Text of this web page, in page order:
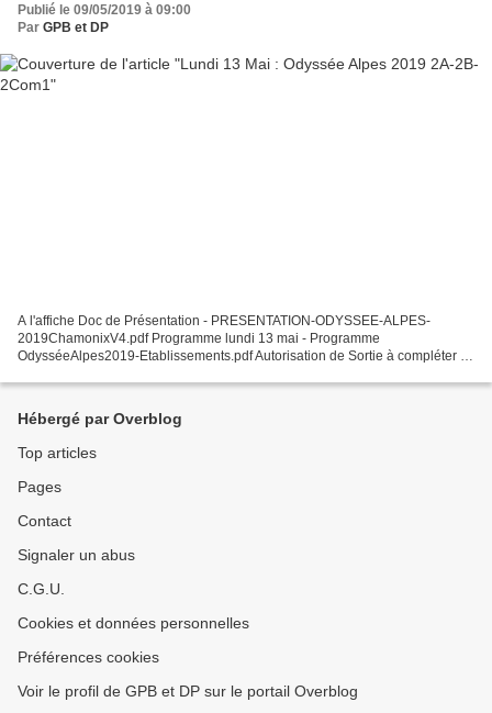
Publié le 09/05/2019 à 09:00
Par GPB et DP
A l'affiche Doc de Présentation - PRESENTATION-ODYSSEE-ALPES-
2019ChamonixV4.pdf Programme lundi 13 mai - Programme
OdysséeAlpes2019-Etablissements.pdf Autorisation de Sortie à compléter et
Constitution...
Hébergé par Overblog
Top articles
Pages
Contact
Signaler un abus
C.G.U.
Cookies et données personnelles
Préférences cookies
Voir le profil de GPB et DP sur le portail Overblog